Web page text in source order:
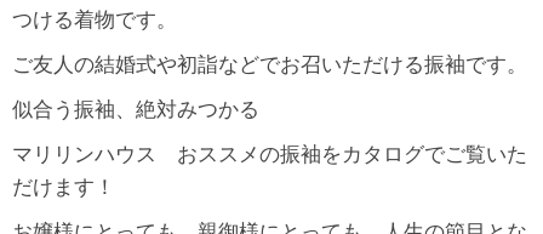
つける着物です。
ご友人の結婚式や初詣などでお召いただける振袖です。
似合う振袖、絶対みつかる
マリリンハウス おススメの振袖をカタログでご覧いた
だけます！